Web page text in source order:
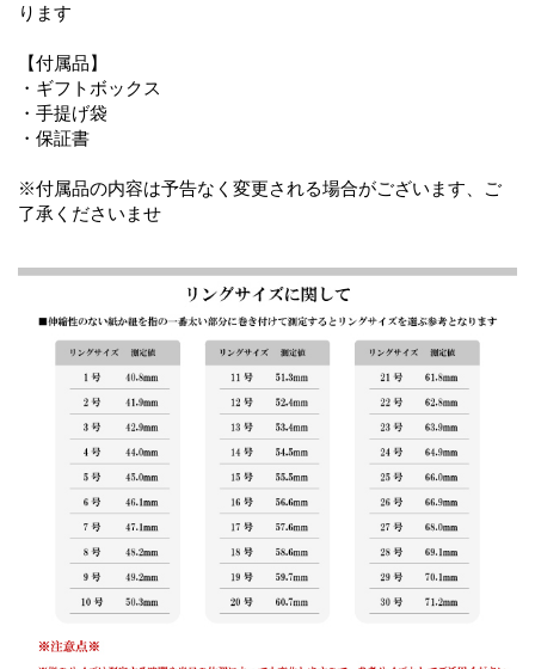
ります
【付属品】
・ギフトボックス
・手提げ袋
・保証書
※付属品の内容は予告なく変更される場合がございます、ご
了承くださいませ